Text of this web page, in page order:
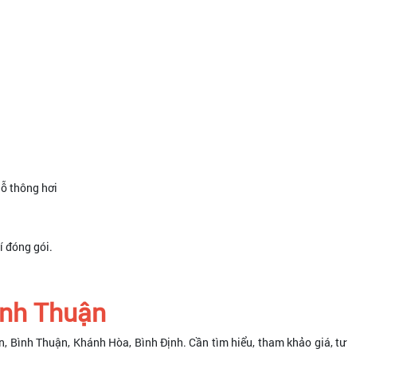
thông hơi
đóng gói.
Thuận
Thuận, Khánh Hòa, Bình Định. Cần tìm hiểu, tham khảo giá, tư